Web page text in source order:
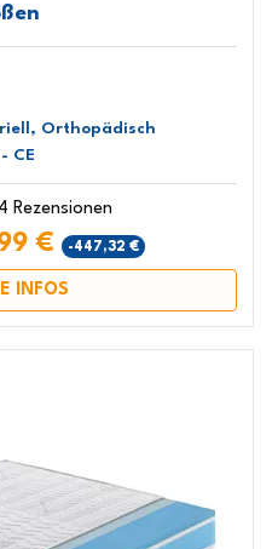
Orthopädisch
CE
Rezensionen
€ -447,32 €
INFOS